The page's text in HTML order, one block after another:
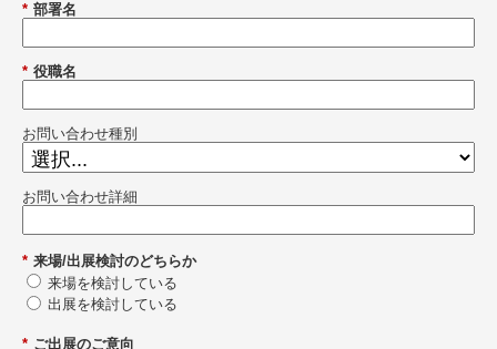
* 部署名
* 役職名
お問い合わせ種別
お問い合わせ詳細
* 来場/出展検討のどちらか
来場を検討している
出展を検討している
* ご出展のご意向